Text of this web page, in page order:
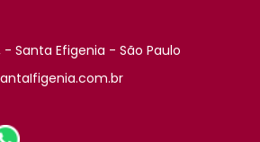
- Santa Efigenia - São Paulo